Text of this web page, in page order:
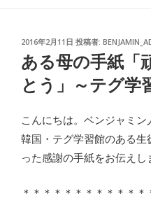
投
稿
日:
2016年2月11日 投稿者:
ある母の手紙「
とう」～テグ学
こんにちは。ベンジャミン
韓国・テグ学習館のある
った感謝の手紙をお伝えし
＊＊＊＊＊＊＊＊＊＊＊＊